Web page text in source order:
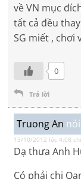
về VN mục
tất cả đều
SG miết , chơi
0
Trả lời
Truong An
13/10/2012 lúc 4:08
Dạ thưa Anh
Có phải chị